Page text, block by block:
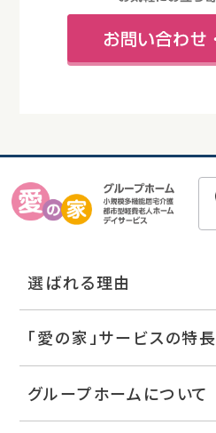
選ばれる理由
「愛の家」サービスの特長
グループホームについて